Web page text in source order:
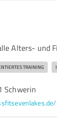
Alters- und
TRAINING
Schwerin